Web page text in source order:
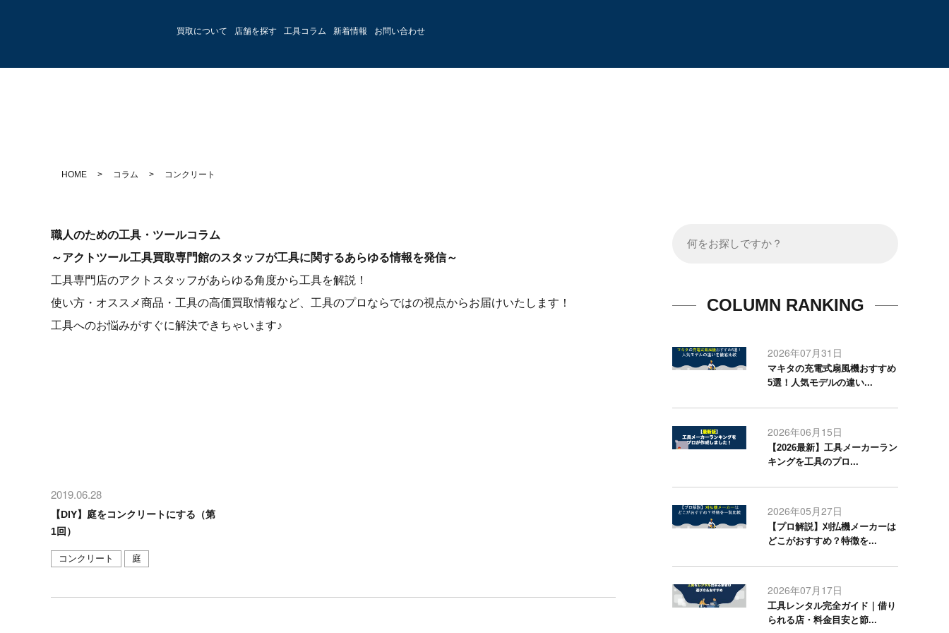
買取について 店舗を探す 工具コラム 新着情報 お問い合わせ
HOME > コラム > コンクリート
職人のための工具・ツールコラム
～アクトツール工具買取専門館のスタッフが工具に関するあらゆる情報を発信～
工具専門店のアクトスタッフがあらゆる角度から工具を解説！
使い方・オススメ商品・工具の高価買取情報など、工具のプロならではの視点からお届けいたします！
工具へのお悩みがすぐに解決できちゃいます♪
2019.06.28
【DIY】庭をコンクリートにする（第
1回）
コンクリート 庭
COLUMN RANKING
2026年07月31日
マキタの充電式扇風機おすすめ
5選！人気モデルの違い...
2026年06月15日
【2026最新】工具メーカーラン
キングを工具のプロ...
2026年05月27日
【プロ解説】刈払機メーカーは
どこがおすすめ？特徴を...
2026年07月17日
工具レンタル完全ガイド｜借り
られる店・料金目安と節...